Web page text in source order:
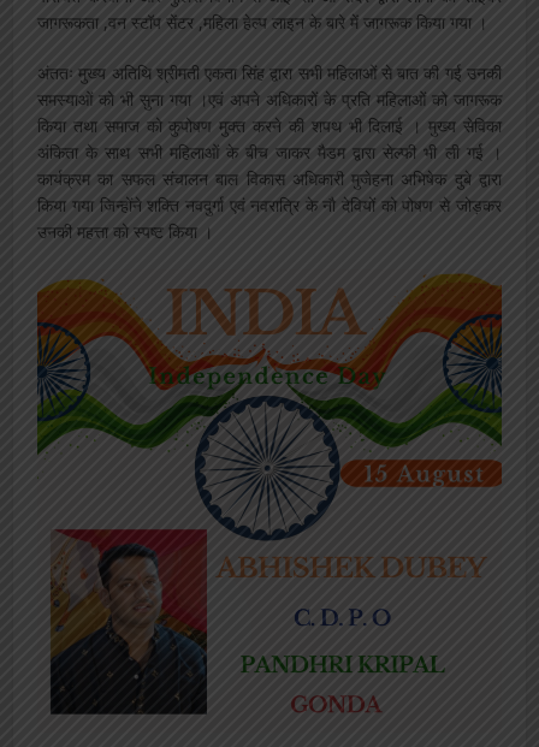
जागरूकता ,वन स्टॉप सेंटर ,महिला हेल्प लाइन के बारे में जागरूक किया गया ।
अंततः मुख्य अतिथि श्रीमती एकता सिंह द्वारा सभी महिलाओं से बात की गई उनकी
समस्याओं को भी सुना गया ।एवं अपने अधिकारों के प्रति महिलाओं को जागरूक
किया तथा समाज को कुपोषण मुक्त करने की शपथ भी दिलाई । मुख्य सेविका
अंकिता के साथ सभी महिलाओं के बीच जाकर मैडम द्वारा सेल्फी भी ली गई ।
कार्यक्रम का सफल संचालन बाल विकास अधिकारी मुजेहना अभिषेक दुबे द्वारा
किया गया जिन्होंने शक्ति नवदुर्गा एवं नवरात्रि के नौ देवियों को पोषण से जोड़कर
उनकी महत्ता को स्पष्ट किया ।